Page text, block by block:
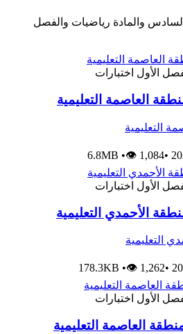
والمادة رياضيات والفصل
الأول اختبارات
العاصمة التعليمية
التعليمية
•
6.8MB •👁 1,084
الأول اختبارات
الأحمدي التعليمية
التعليمية
•
178.3KB •👁 1,262
الأول اختبارات
العاصمة التعليمية